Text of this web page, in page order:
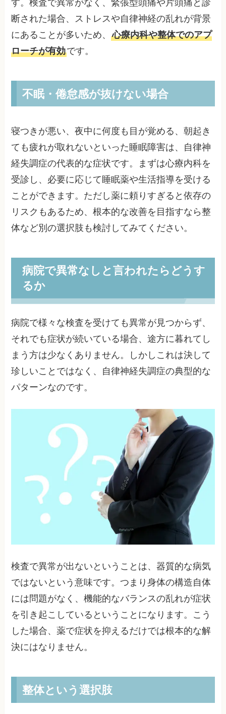
す。検査で異常がなく、緊張型頭痛や片頭痛と診
断された場合、ストレスや自律神経の乱れが背景
にあることが多いため、心療内科や整体でのアプ
ローチが有効です。
不眠・倦怠感が抜けない場合
寝つきが悪い、夜中に何度も目が覚める、朝起き
ても疲れが取れないといった睡眠障害は、自律神
経失調症の代表的な症状です。まずは心療内科を
受診し、必要に応じて睡眠薬や生活指導を受ける
ことができます。ただし薬に頼りすぎると依存の
リスクもあるため、根本的な改善を目指すなら整
体など別の選択肢も検討してみてください。
病院で異常なしと言われたらどうす
るか
病院で様々な検査を受けても異常が見つからず、
それでも症状が続いている場合、途方に暮れてし
まう方は少なくありません。しかしこれは決して
珍しいことではなく、自律神経失調症の典型的な
パターンなのです。
検査で異常が出ないということは、器質的な病気
ではないという意味です。つまり身体の構造自体
には問題がなく、機能的なバランスの乱れが症状
を引き起こしているということになります。こう
した場合、薬で症状を抑えるだけでは根本的な解
決にはなりません。
整体という選択肢